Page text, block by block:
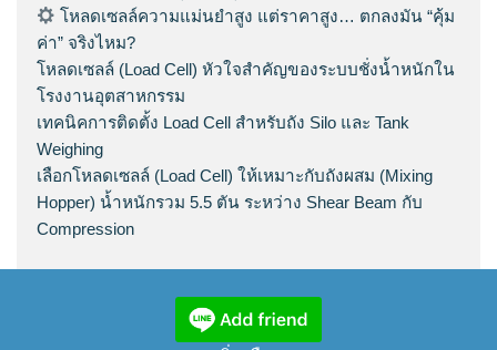
โหลดเซลล์ความแม่นยำสูง แต่ราคาสูง… ตกลงมัน “คุ้ม
ค่า” จริงไหม?
โหลดเซลล์ (Load Cell) หัวใจสำคัญของระบบชั่งน้ำหนักใน
โรงงานอุตสาหกรรม
เทคนิคการติดตั้ง Load Cell สำหรับถัง Silo และ Tank
Weighing
เลือกโหลดเซลล์ (Load Cell) ให้เหมาะกับถังผสม (Mixing
Hopper) น้ำหนักรวม 5.5 ตัน ระหว่าง Shear Beam กับ
Compression